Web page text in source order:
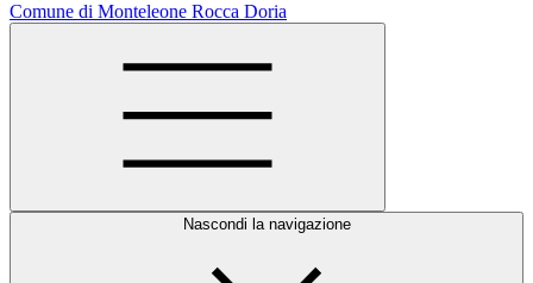
Comune di Monteleone Rocca Doria
Nascondi la navigazione